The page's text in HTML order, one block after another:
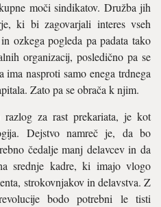
moči sindikatov. Družba jih
ki bi zagovarjali interes vseh
ozkega pogleda pa padata tako
organizacij, posledično pa se
nasproti samo enega trdnega
Zato pa se obrača k njim.
za rast prekariata, je kot
Dejstvo namreč je, da bo
čedalje manj delavcev in da
srednje kadre, ki imajo vlogo
strokovnjakov in delavstva. Z
bodo potrebni le tisti